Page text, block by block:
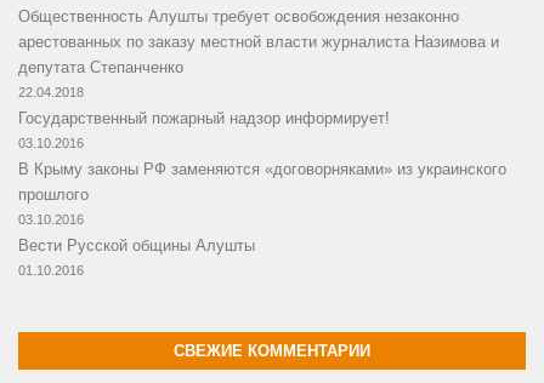
Общественность Алушты требует освобождения незаконно
арестованных по заказу местной власти журналиста Назимова и
депутата Степанченко
22.04.2018
Государственный пожарный надзор информирует!
03.10.2016
В Крыму законы РФ заменяются «договорняками» из украинского
прошлого
03.10.2016
Вести Русской общины Алушты
01.10.2016
СВЕЖИЕ КОММЕНТАРИИ